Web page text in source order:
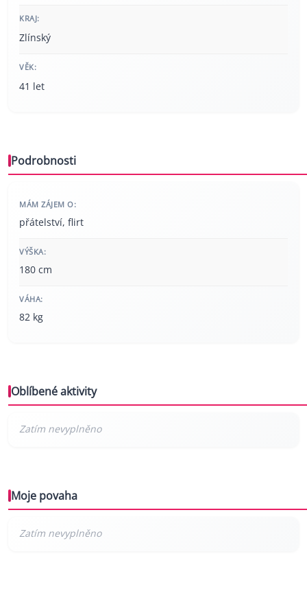
KRAJ:
Zlínský
VĚK:
41 let
Podrobnosti
MÁM ZÁJEM O:
přátelství, flirt
VÝŠKA:
180 cm
VÁHA:
82 kg
Oblíbené aktivity
Moje povaha